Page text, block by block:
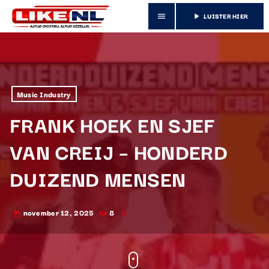
menu play_arrow LUISTER HIER
Music Industry
FRANK HOEK EN SJEF
VAN CREIJ – HONDERD
DUIZEND MENSEN
today november 12, 2025 8